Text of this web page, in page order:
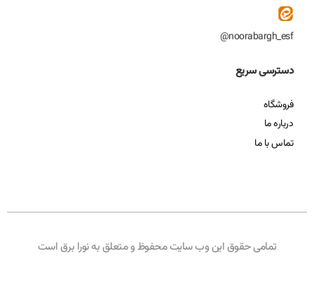
noorabargh_esf@
دسترسی سریع
فروشگاه
درباره ما
تماس با ما
تمامی حقوق این وب سایت محفوظ و متعلق به نورا برق است